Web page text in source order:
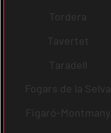
Tordera
Tavertet
Taradell
Fogars de la Selva
Figaró-Montmany